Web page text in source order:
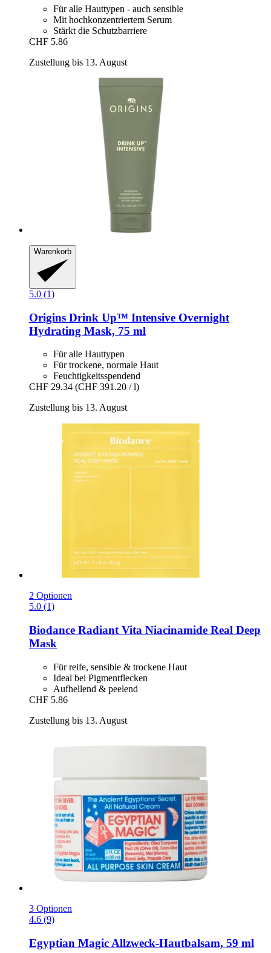
Für alle Hauttypen - auch sensible
Mit hochkonzentriertem Serum
Stärkt die Schutzbarriere
CHF 5.86
Zustellung bis 13. August
Warenkorb
5.0 (1)
Origins Drink Up™ Intensive Overnight
Hydrating Mask, 75 ml
Für alle Hauttypen
Für trockene, normale Haut
Feuchtigkeitsspendend
CHF 29.34 (CHF 391.20 / l)
Zustellung bis 13. August
2 Optionen
5.0 (1)
Biodance Radiant Vita Niacinamide Real Deep
Mask
Für reife, sensible & trockene Haut
Ideal bei Pigmentflecken
Aufhellend & peelend
CHF 5.86
Zustellung bis 13. August
3 Optionen
4.6 (9)
Egyptian Magic Allzweck-​Hautbalsam, 59 ml